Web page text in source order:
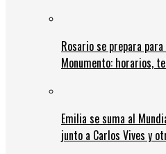
Rosario se prepara
Monumento: horarios,
Emilia se suma al
junto a Carlos Vives y